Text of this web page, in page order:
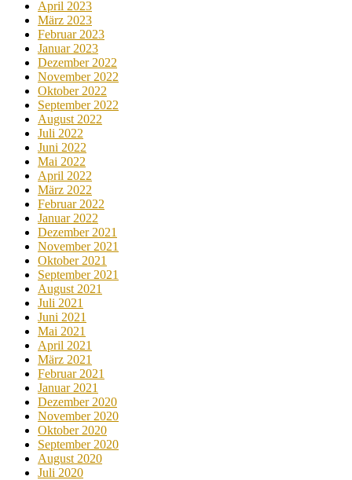
April 2023
März 2023
Februar 2023
Januar 2023
Dezember 2022
November 2022
Oktober 2022
September 2022
August 2022
Juli 2022
Juni 2022
Mai 2022
April 2022
März 2022
Februar 2022
Januar 2022
Dezember 2021
November 2021
Oktober 2021
September 2021
August 2021
Juli 2021
Juni 2021
Mai 2021
April 2021
März 2021
Februar 2021
Januar 2021
Dezember 2020
November 2020
Oktober 2020
September 2020
August 2020
Juli 2020